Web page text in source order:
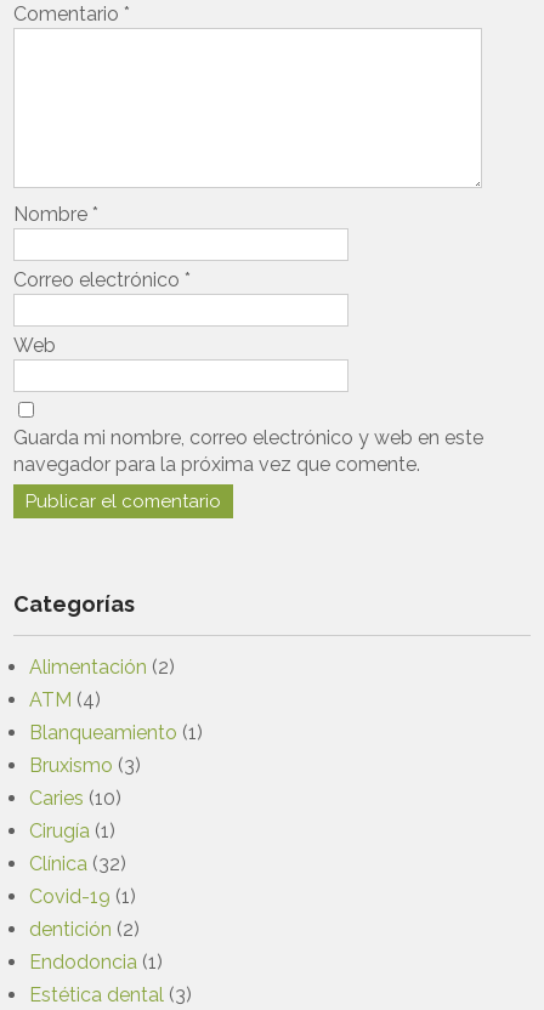
Comentario*
Nombre*
Correo electrónico*
Web
Guarda mi nombre, correo electrónico y web en este
navegador para la próxima vez que comente.
Categorías
Alimentación (2)
ATM (4)
Blanqueamiento (1)
Bruxismo (3)
Caries (10)
Cirugía (1)
Clínica (32)
Covid-19 (1)
dentición (2)
Endodoncia (1)
Estética dental (3)